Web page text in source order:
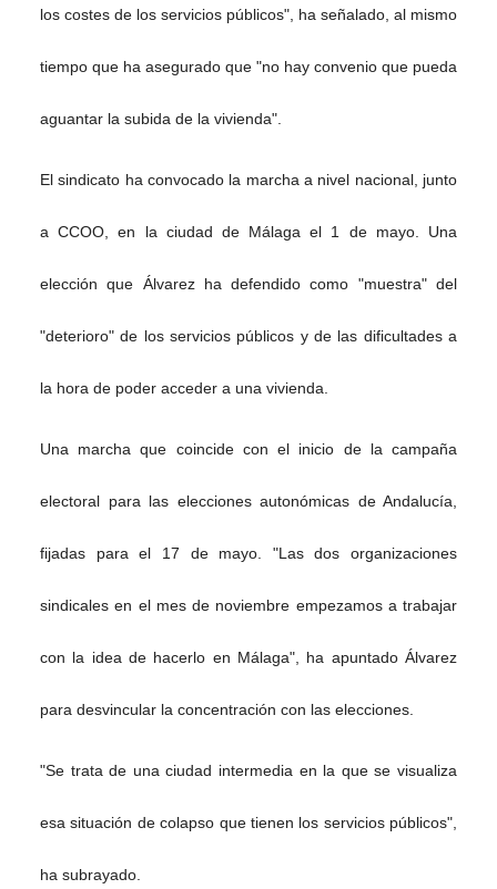
los costes de los servicios públicos", ha señalado, al mismo
tiempo que ha asegurado que "no hay convenio que pueda
aguantar la subida de la vivienda".
El sindicato ha convocado la marcha a nivel nacional, junto
a CCOO, en la ciudad de Málaga el 1 de mayo. Una
elección que Álvarez ha defendido como "muestra" del
"deterioro" de los servicios públicos y de las dificultades a
la hora de poder acceder a una vivienda.
Una marcha que coincide con el inicio de la campaña
electoral para las elecciones autonómicas de Andalucía,
fijadas para el 17 de mayo. "Las dos organizaciones
sindicales en el mes de noviembre empezamos a trabajar
con la idea de hacerlo en Málaga", ha apuntado Álvarez
para desvincular la concentración con las elecciones.
"Se trata de una ciudad intermedia en la que se visualiza
esa situación de colapso que tienen los servicios públicos",
ha subrayado.